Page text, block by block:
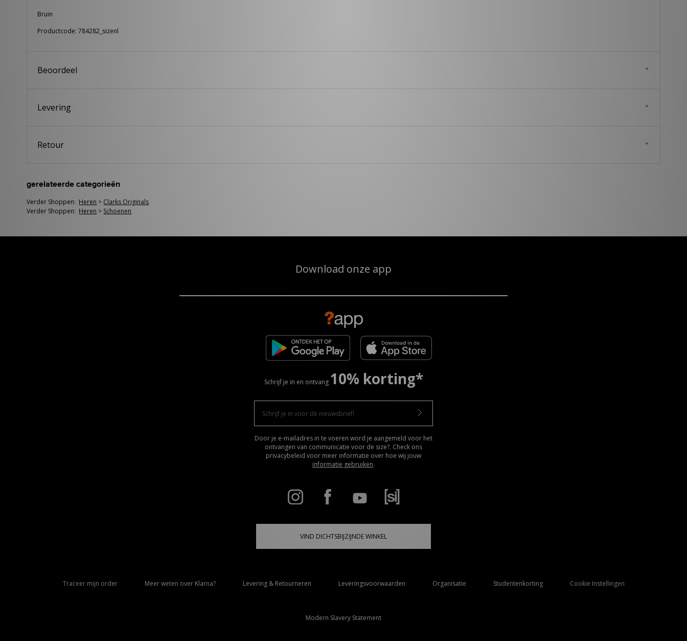
Bruin
Productcode: 784282_sizenl
Beoordeel
Levering
Retour
gerelateerde categorieën
Verder Shoppen: Heren > Clarks Originals
Verder Shoppen: Heren > Schoenen
Download onze app
Schrijf je in en ontvang 10% korting*
Door je e-mailadres in te voeren word je aangemeld voor het
ontvangen van communicatie voor de size?. Check ons
privacybeleid voor meer informatie over hoe wij jouw
informatie gebruiken.
VIND DICHTSBIJZIJNDE WINKEL
Traceer mijn order Meer weten over Klarna? Levering & Retourneren Leveringsvoorwaarden Organisatie Studentenkorting Cookie Instellingen
Modern Slavery Statement